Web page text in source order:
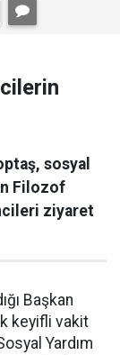
sosyal
Filozof
ziyaret
Başkan
keyifli vakit
Yardım